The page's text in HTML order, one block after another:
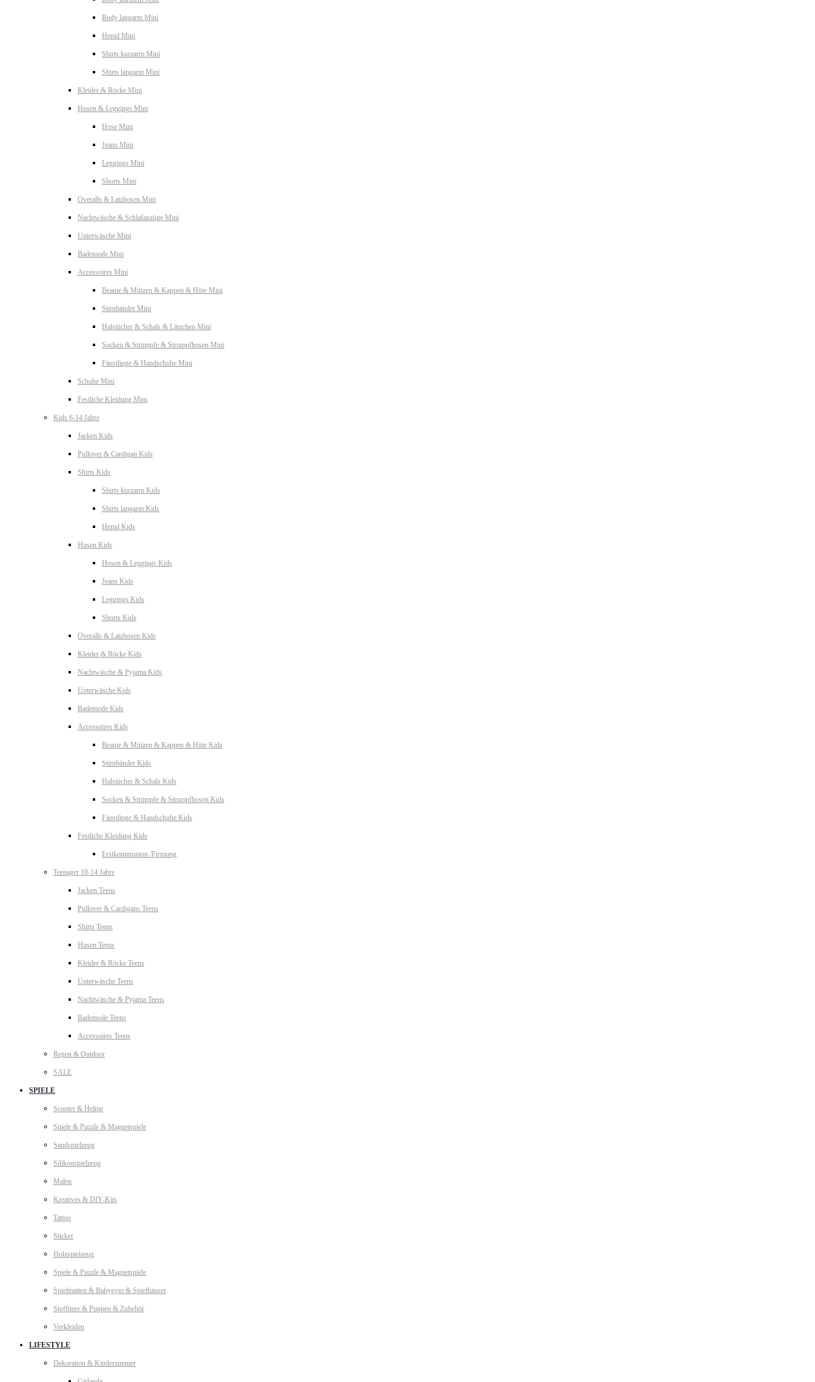
Body langarm Mini
Hemd Mini
Shirts kurzarm Mini
Shirts langarm Mini
Kleider & Röcke Mini
Hosen & Leggings Mini
Hose Mini
Jeans Mini
Leggings Mini
Shorts Mini
Overalls & Latzhosen Mini
Nachtwäsche & Schlafanzüge Mini
Unterwäsche Mini
Bademode Mini
Accessoires Mini
Beanie & Mützen & Kappen & Hüte Mini
Stirnbänder Mini
Halstücher & Schals & Lätzchen Mini
Socken & Strümpfe & Strumpfhosen Mini
Fäustlinge & Handschuhe Mini
Schuhe Mini
Festliche Kleidung Mini
Kids 6-14 Jahre
Jacken Kids
Pullover & Cardigan Kids
Shirts Kids
Shirts kurzarm Kids
Shirts langarm Kids
Hemd Kids
Hosen Kids
Hosen & Leggings Kids
Jeans Kids
Leggings Kids
Shorts Kids
Overalls & Latzhosen Kids
Kleider & Röcke Kids
Nachtwäsche & Pyjama Kids
Unterwäsche Kids
Bademode Kids
Accessoires Kids
Beanie & Mützen & Kappen & Hüte Kids
Stirnbänder Kids
Halstücher & Schals Kids
Socken & Strümpfe & Strumpfhosen Kids
Fäustlinge & Handschuhe Kids
Festliche Kleidung Kids
Erstkommunion /Firmung
Teenager 10-14 Jahre
Jacken Teens
Pullover & Cardigans Teens
Shirts Teens
Hosen Teens
Kleider & Röcke Teens
Unterwäsche Teens
Nachtwäsche & Pyjama Teens
Bademode Teens
Accessoires Teens
Regen & Outdoor
SALE
SPIELE
Scooter & Helme
Spiele & Puzzle & Magnetspiele
Sandspielzeug
Silikonspielzeug
Malen
Kreatives & DIY-Kits
Tattoo
Sticker
Holzspielzeug
Spiele & Puzzle & Magnetspiele
Spielmatten & Babygym & Spielhäuser
Stofftiere & Puppen & Zubehör
Verkleiden
LIFESTYLE
Dekoration & Kinderzimmer